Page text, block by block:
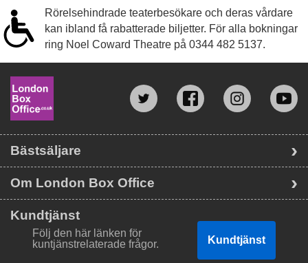
Rörelsehindrade teaterbesökare och deras vårdare
kan ibland få rabatterade biljetter. För alla bokningar
ring Noel Coward Theatre på 0344 482 5137.
Bästsäljare
Om London Box Office
Kundtjänst
Följ den här länken för
kuntjänstrelaterade frågor.
Kundtjänst